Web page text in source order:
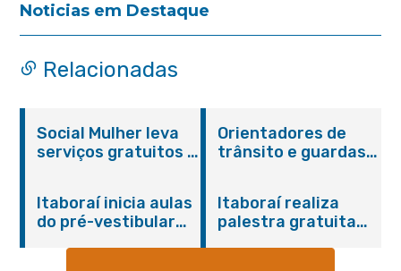
Noticias em Destaque
Relacionadas
Social Mulher leva
serviços gratuitos à
sexta-feira (07/08)
Orientadores de
trânsito e guardas
primeiros socorros
em Itaboraí
Itaboraí inicia aulas
do pré-vestibular
Itaboraí realiza
palestra gratuita